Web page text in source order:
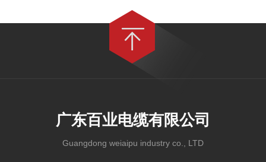
广东百业电缆有限公司
Guangdong weiaipu industry co., LTD